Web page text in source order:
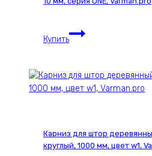
10
серия
ONE,
Купить
Панель
стеновая,
1962С,
10
мм,
Карниз для штор
круглый, 1000 мм, цвет w1,